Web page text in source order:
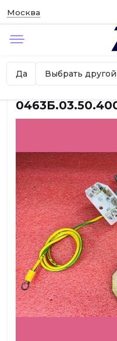
Москва
Москва ваш город?
Да Выбрать
Главная ЛИФТЫ